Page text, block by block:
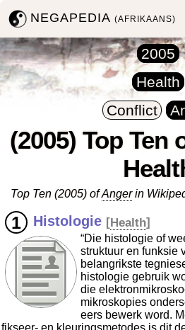
NEGAPEDIA(AFRIKAANS)
2005
Health
Conflict
(2005) Top Ten
Top Ten (2005) ofAngerin
Histologie [Health]
“Die histologie of
struktuur en funksie
belangrikste
histologie gebruik
die
mikroskopies
eers bewerk word.